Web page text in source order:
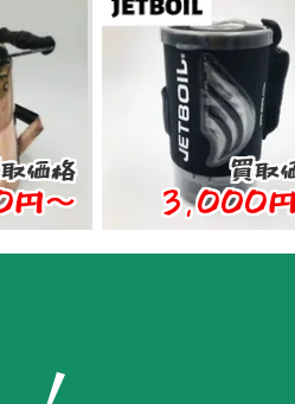
買取価格
3,000円〜